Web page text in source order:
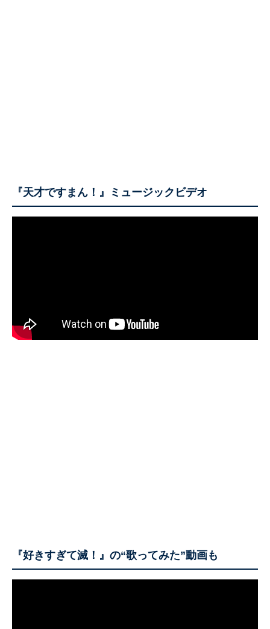
『天才ですまん！』ミュージックビデオ
『好きすぎて滅！』の“歌ってみた”動画も